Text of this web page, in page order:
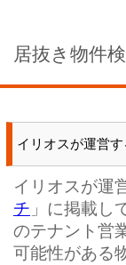
居抜き物件
イリオスが運営
イリオスが運
チ 」に掲載し
のテナント営
可能性がある